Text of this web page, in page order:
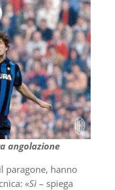
angolazione
paragone, hanno
«Sì – spiega